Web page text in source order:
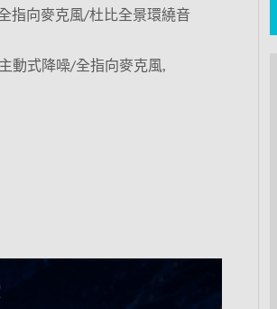
指向麥克風/杜比全景環繞音
動式降噪/全指向麥克風,